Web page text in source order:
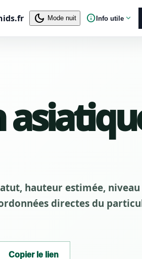
dark_mode Mode nuit infoInfo utile expand_more
hauteur estimée, niveau
directes du
Copier le lien